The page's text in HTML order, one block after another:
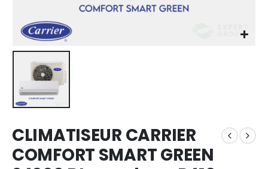
CLIMATISEUR CARRIER
COMFORT SMART GREEN